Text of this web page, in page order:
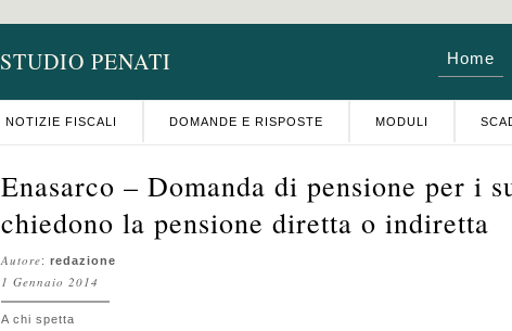
STUDIO PENATI Home
NOTIZIE FISCALI DOMANDE E RISPOSTE MODULI
Enasarco – Domanda di pensione per i
chiedono la pensione diretta o indiretta
Autore: redazione
1 Gennaio 2014
A chi spetta